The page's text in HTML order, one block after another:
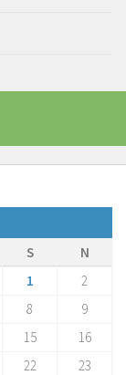
S
N
1
2
8
9
15
16
22
23